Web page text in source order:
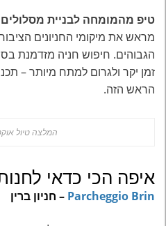
טיפ מהמומחה לבניית
הגבוהים. חיפוש חניה מזדמנת
זמן יקר ולגרום למתח מיותר –
הראש הזה.
המלצה טיול
איפה הכי כדאי
Parcheggio Brin – חניון ברין